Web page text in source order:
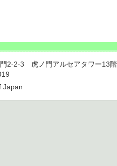
2-2-3 虎ノ門アルセアタワー13
Japan